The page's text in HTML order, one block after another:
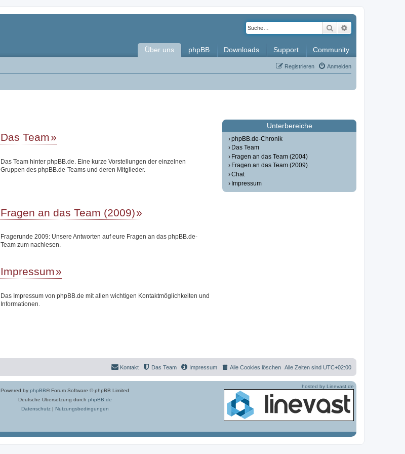
Suche
Über uns phpBB Downloads Support Community
Anmelden
Registrieren
Das Team
Das Team hinter phpBB.de. Eine kurze Vorstellungen der einzelnen
Gruppen des phpBB.de-Teams und deren Mitglieder.
Fragen an das Team (2009)
Fragerunde 2009: Unsere Antworten auf eure Fragen an das phpBB.de-
Team zum nachlesen.
Impressum
Das Impressum von phpBB.de mit allen wichtigen Kontaktmöglichkeiten und
Informationen.
Unterbereiche
phpBB.de-Chronik
Das Team
Fragen an das Team (2004)
Fragen an das Team (2009)
Chat
Impressum
Alle Zeiten sind UTC+02:00
Alle Cookies löschen
Impressum
Das Team
Kontakt
Powered by phpBB® Forum Software © phpBB Limited
Deutsche Übersetzung durch phpBB.de
Datenschutz| Nutzungsbedingungen
hosted by Linevast.de